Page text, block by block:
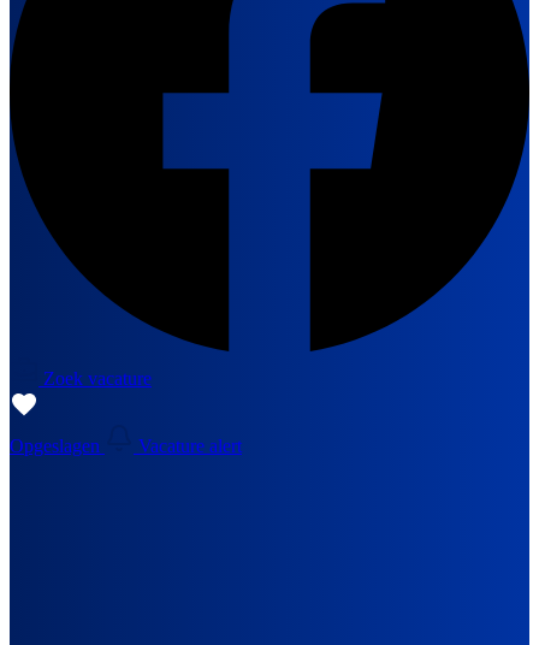
Zoek vacature
Opgeslagen Vacature alert